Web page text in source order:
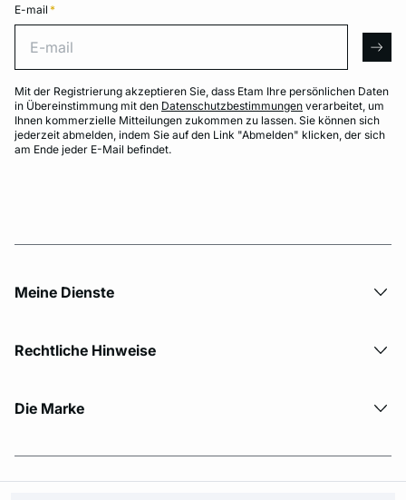
E-mail *
Mit der Registrierung akzeptieren Sie, dass Etam Ihre persönlichen Daten
in Übereinstimmung mit den Datenschutzbestimmungen verarbeitet, um
Ihnen kommerzielle Mitteilungen zukommen zu lassen. Sie können sich
jederzeit abmelden, indem Sie auf den Link "Abmelden" klicken, der sich
am Ende jeder E-Mail befindet.
Meine Dienste
Rechtliche Hinweise
Die Marke